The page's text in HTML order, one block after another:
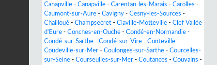
Canapville - Canapville - Carentan-les-Marais - Carolles -
Caumont-sur-Aure - Cavigny - Cesny-les-Sources -
Chailloué - Champsecret - Claville-Motteville - Clef Vallée
d'Eure - Conches-en-Ouche - Condé-en-Normandie -
Condé-sur-Sarthe - Condé-sur-Vire - Conteville -
Coudeville-sur-Mer - Coulonges-sur-Sarthe - Courcelles-
sur-Seine - Courseulles-sur-Mer - Coutances - Couvains -